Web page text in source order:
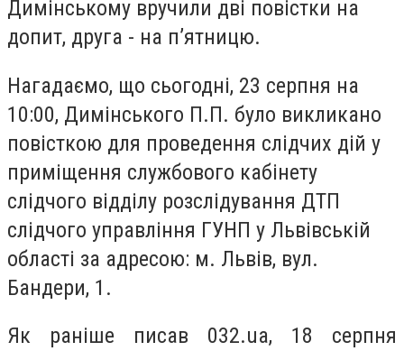
Димінському вручили дві повістки на
допит, друга - на п’ятницю.
Нагадаємо, що сьогодні, 23 серпня на
10:00, Димінського П.П. було викликано
повісткою для проведення слідчих дій у
приміщення службового кабінету
слідчого відділу розслідування ДТП
слідчого управління ГУНП у Львівській
області за адресою: м. Львів, вул.
Бандери, 1.
Як раніше писав 032.ua, 18 серпня